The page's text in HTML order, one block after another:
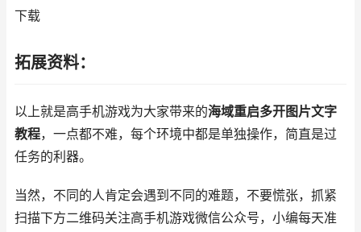
下载
拓展资料：
以上就是高手机游戏为大家带来的海域重启多开图片文字
教程，一点都不难，每个环境中都是单独操作，简直是过
任务的利器。
当然，不同的人肯定会遇到不同的难题，不要慌张，抓紧
扫描下方二维码关注高手机游戏微信公众号，小编每天准